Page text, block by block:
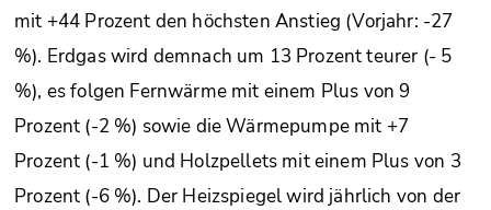
mit +44 Prozent den höchsten Anstieg (Vorjahr: -27
%). Erdgas wird demnach um 13 Prozent teurer (- 5
%), es folgen Fernwärme mit einem Plus von 9
Prozent (-2 %) sowie die Wärmepumpe mit +7
Prozent (-1 %) und Holzpellets mit einem Plus von 3
Prozent (-6 %). Der Heizspiegel wird jährlich von der